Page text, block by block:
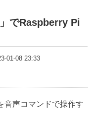
」でRaspberry Pi
01-08 23:33
音声コマンドで操作す